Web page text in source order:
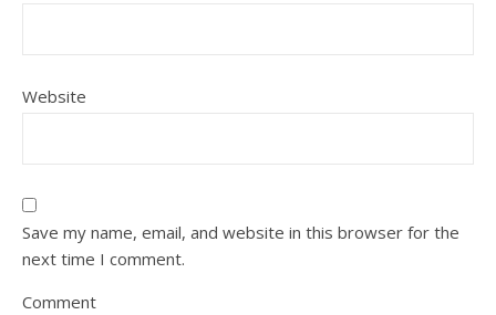
Website
Save my name, email, and website in this browser for the
next time I comment.
Comment